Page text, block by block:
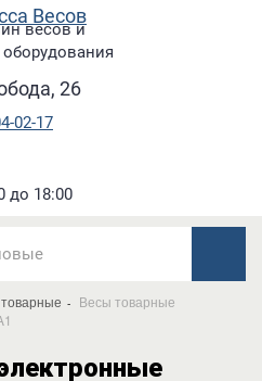
весов и
26
02-17
до 18:00
Весы товарные